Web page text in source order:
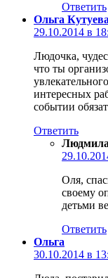
Ответить
Ольга
29.10.2014 в
Людочка,
что ты
интересных
событии
Ответить
Оля,
своему
детьми
Ответить
Ольга
30.10.2014 в